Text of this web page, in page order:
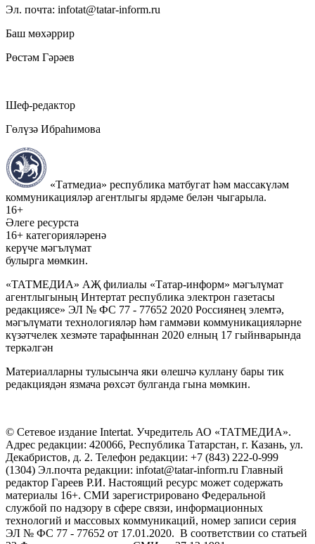
Эл. почта: infotat@tatar-inform.ru
Баш мөхәррир
Рөстәм Гәрәев
Шеф-редактор
Гөлүзә Ибраһимова
«Татмедиа» республика матбугат һәм массакүләм
коммуникацияләр агентлыгы ярдәме белән чыгарыла.
16+
Әлеге ресурста
16+ категорияләренә
керүче мәгълүмат
булырга мөмкин.
«ТАТМЕДИА» АҖ филиалы «Татар-информ» мәгълүмат
агентлыгының Интертат республика электрон газетасы
редакциясе» ЭЛ № ФС 77 - 77652 2020 Россиянең элемтә,
мәгълүмати технологияләр һәм гаммәви коммуникацияләрне
күзәтчелек хезмәте тарафыннан 2020 елның 17 гыйнварында
теркәлгән
Материалларны тулысынча яки өлешчә куллану бары тик
редакциядән язмача рөхсәт булганда гына мөмкин.
© Сетевое издание Intertat. Учредитель АО «ТАТМЕДИА».
Адрес редакции: 420066, Республика Татарстан, г. Казань, ул.
Декабристов, д. 2. Телефон редакции: +7 (843) 222-0-999
(1304) Эл.почта редакции: infotat@tatar-inform.ru Главный
редактор Гареев Р.И. Настоящий ресурс может содержать
материалы 16+. СМИ зарегистрировано Федеральной
службой по надзору в сфере связи, информационных
технологий и массовых коммуникаций, номер записи серия
ЭЛ № ФС 77 - 77652 от 17.01.2020. В соответствии со статьей